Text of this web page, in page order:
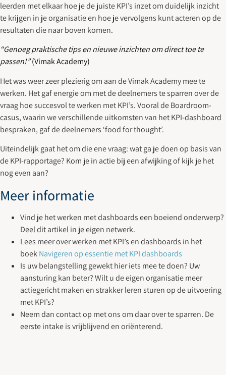
leerden met elkaar hoe je de juiste KPI’s inzet om duidelijk inzicht
te krijgen in je organisatie en hoe je vervolgens kunt acteren op de
resultaten die naar boven komen.
“Genoeg praktische tips en nieuwe inzichten om direct toe te
passen!”(Vimak Academy)
Het was weer zeer plezierig om aan de Vimak Academy mee te
werken. Het gaf energie om met de deelnemers te sparren over de
vraag hoe succesvol te werken met KPI’s. Vooral de Boardroom-
casus, waarin we verschillende uitkomsten van het KPI-dashboard
bespraken, gaf de deelnemers ‘food for thought’.
Uiteindelijk gaat het om die ene vraag: wat ga je doen op basis van
de KPI-rapportage? Kom je in actie bij een afwijking of kijk je het
nog even aan?
Meer informatie
Vind je het werken met dashboards een boeiend onderwerp?
Deel dit artikel in je eigen netwerk.
Lees meer over werken met KPI’s en dashboards in het
boekNavigeren op essentie met KPI dashboards
Is uw belangstelling gewekt hier iets mee te doen? Uw
aansturing kan beter? Wilt u de eigen organisatie meer
actiegericht maken en strakker leren sturen op de uitvoering
met KPI’s?
Neem dan contact op met ons om daar over te sparren. De
eerste intake is vrijblijvend en oriënterend.